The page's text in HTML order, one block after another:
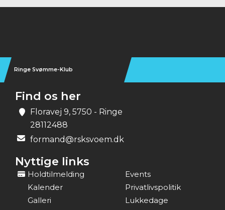
Ringe Svømme-Klub
Find os her
Floravej 9, 5750 - Ringe
28112488
formand@rsksvoem.dk
Nyttige links
Holdtilmelding
Events
Kalender
Privatlivspolitik
Galleri
Lukkedage